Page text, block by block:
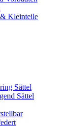
Kleinteile
Sättel
Sättel